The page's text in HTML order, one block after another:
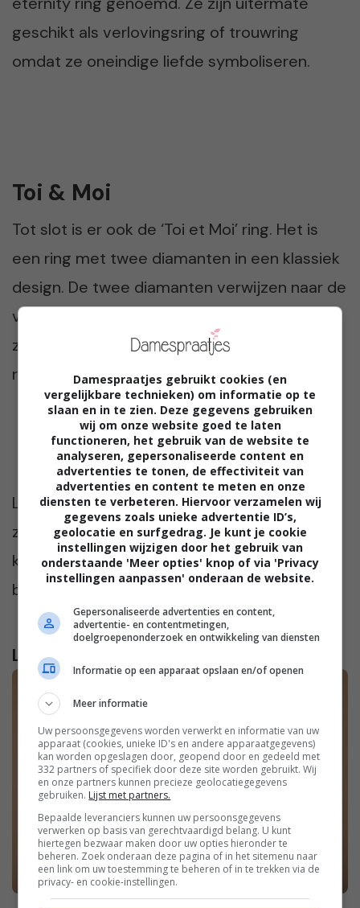
geschikt als verlovingsring of trouwring
omdat ze oneindige liefde symboliseren.
Toi & Moi
Tot slot is er ook de ‘Toi et Moi’ ring. Het is
een ring met twee diamanten in een klassiek
design. De twee diamanten verwijzen naar de
verbinding tussen twee verliefde zielen en
zijn even groot om het evenwicht in de
relatie te symboliseren.
Liever een uniek ontwerp? Bij BAUNAT maken
ze met plezier je droomring op maat en je
kan er bovendien ook een persoonlijke
boodschap in je ring te laten graveren.
Lees verder...
Damespraatjes gebruikt cookies (en
vergelijkbare technieken) om informatie op te
slaan en in te zien. Deze gegevens gebruiken
wij om onze website goed te laten
functioneren, het gebruik van de website te
analyseren, gepersonaliseerde content en
advertenties te tonen, de effectiviteit van
advertenties en content te meten en onze
diensten te verbeteren. Hiervoor verzamelen wij
gegevens zoals unieke advertentie ID’s,
geolocatie en surfgedrag. Je kunt je cookie
instellingen wijzigen door het gebruik van
onderstaande 'Meer opties' knop of via 'Privacy
instellingen aanpassen' onderaan de website.
Gepersonaliseerde advertenties en content,
advertentie- en contentmetingen,
doelgroepenonderzoek en ontwikkeling van diensten
Informatie op een apparaat opslaan en/of openen
Meer informatie
Uw persoonsgegevens worden verwerkt en informatie van uw
apparaat (cookies, unieke ID's en andere apparaatgegevens)
kan worden opgeslagen door, geopend door en gedeeld met
332 partners of specifiek door deze site worden gebruikt. Wij
en onze partners kunnen precieze geolocatiegegevens
gebruiken. Lijst met partners.
Bepaalde leveranciers kunnen uw persoonsgegevens
verwerken op basis van gerechtvaardigd belang. U kunt
hiertegen bezwaar maken door uw opties hieronder te
beheren. Zoek onderaan deze pagina of in het sitemenu naar
een link om uw toestemming te beheren of in te trekken via de
privacy- en cookie-instellingen.